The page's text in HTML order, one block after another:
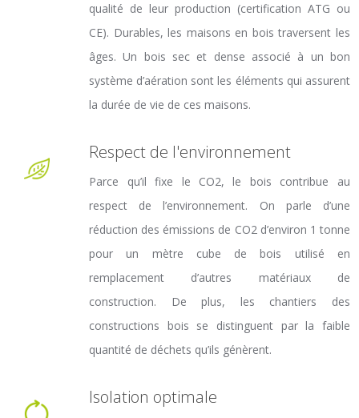
qualité de leur production (certification ATG ou
CE). Durables, les maisons en bois traversent les
âges. Un bois sec et dense associé à un bon
système d’aération sont les éléments qui assurent
la durée de vie de ces maisons.
Respect de l'environnement
Parce qu’il fixe le CO2, le bois contribue au
respect de l’environnement. On parle d’une
réduction des émissions de CO2 d’environ 1 tonne
pour un mètre cube de bois utilisé en
remplacement d’autres matériaux de
construction. De plus, les chantiers des
constructions bois se distinguent par la faible
quantité de déchets qu’ils génèrent.
Isolation optimale